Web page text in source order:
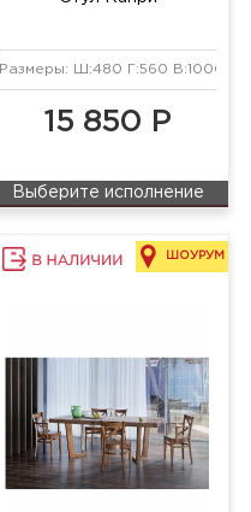
Размеры: Ш:480 Г:560 В:1000 мм
15 850 Р
Выберите исполнение
ШОУРУМ